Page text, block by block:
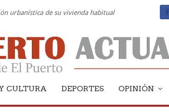
urbanística de su vivienda habitual
CULTURA DEPORTES OPINIÓN